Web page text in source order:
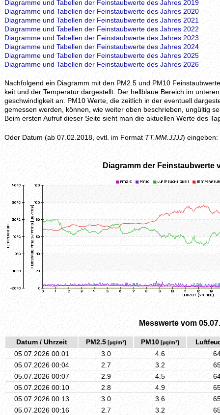
Diagramme und Tabellen der Feinstaubwerte des Jahres 2019
Diagramme und Tabellen der Feinstaubwerte des Jahres 2020
Diagramme und Tabellen der Feinstaubwerte des Jahres 2021
Diagramme und Tabellen der Feinstaubwerte des Jahres 2022
Diagramme und Tabellen der Feinstaubwerte des Jahres 2023
Diagramme und Tabellen der Feinstaubwerte des Jahres 2024
Diagramme und Tabellen der Feinstaubwerte des Jahres 2025
Diagramme und Tabellen der Feinstaubwerte des Jahres 2026
Nachfolgend ein Diagramm mit den PM2.5 und PM10
keit und der Temperatur dargestellt. Der hellblaue Bereich im
geschwindig­keit an. PM10 Werte, die zeitlich in der eventuell
gemessen werden, können, wie weiter oben beschrieben, ungültig
Beim ersten Aufruf dieser Seite sieht man die aktuellen Werte des
Oder Datum (ab 07.02.2018, evtl. im Format TT.MM.JJJJ) eingeben:
Diagramm der Feinstaubwerte
Messwerte vom
Datum / Uhrzeit PM2.5[µg/m³] PM10 [µg/m³]
05.07.2026 00:01
3.0 4.6
05.07.2026 00:04
2.7 3.2
05.07.2026 00:07
2.9 4.5
05.07.2026 00:10
2.8 4.9
05.07.2026 00:13
3.0 3.6
05.07.2026 00:16
2.7 3.2